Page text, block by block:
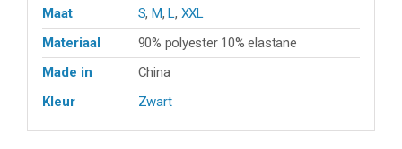
Maat
S, M,L, XXL
Materiaal
90% polyester 10% elastane
Made in
China
Kleur
Zwart